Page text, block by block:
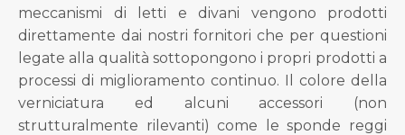
meccanismi di letti e divani vengono prodotti
direttamente dai nostri fornitori che per questioni
legate alla qualità sottopongono i propri prodotti a
processi di miglioramento continuo. Il colore della
verniciatura ed alcuni accessori (non
strutturalmente rilevanti) come le sponde reggi